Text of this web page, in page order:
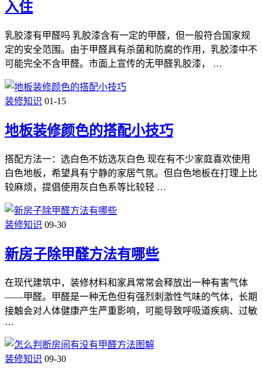
入住
乳胶漆有甲醛吗 乳胶漆含有一定的甲醛，但一般符合国家规
定的安全范围。由于甲醛具有杀菌和防腐的作用，乳胶漆中不
可能完全不含甲醛。市面上宣传的无甲醛乳胶漆， …
装修知识 01-15
地板装修颜色的搭配小技巧
搭配方法一：选白色不妨选灰白色 现在有不少家庭喜欢使用
白色地板，希望具有宁静的家居气氛。但白色地板在打理上比
较麻烦，提倡使用灰白色系等比较轻 …
装修知识 09-30
新房子除甲醛方法有哪些
在现代建筑中，装修材料和家具常常会释放出一种有害气体
——甲醛。甲醛是一种无色但有强烈刺激性气味的气体，长期
接触会对人体健康产生严重影响，可能导致呼吸道疾病、过敏
…
装修知识 09-30